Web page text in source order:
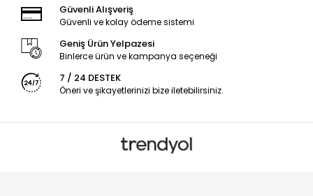
Güvenli Alışveriş
Güvenli ve kolay ödeme sistemi
Geniş Ürün Yelpazesi
Binlerce ürün ve kampanya seçeneği
7 / 24 DESTEK
Öneri ve şikayetlerinizi bize iletebilirsiniz.